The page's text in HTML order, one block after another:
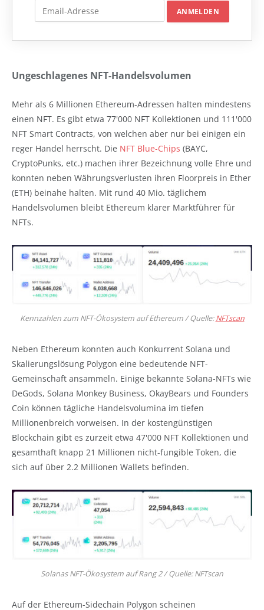
Ungeschlagenes NFT-Handelsvolumen
Mehr als 6 Millionen Ethereum-Adressen halten mindestens
einen NFT. Es gibt etwa 77'000 NFT Kollektionen und 111'000
NFT Smart Contracts, von welchen aber nur bei einigen ein
reger Handel herrscht. Die NFT Blue-Chips (BAYC,
CryptoPunks, etc.) machen ihrer Bezeichnung volle Ehre und
konnten neben Währungsverlusten ihren Floorpreis in Ether
(ETH) beinahe halten. Mit rund 40 Mio. täglichem
Handelsvolumen bleibt Ethereum klarer Marktführer für
NFTs.
Kennzahlen zum NFT-Ökosystem auf Ethereum / Quelle:NFTscan
Neben Ethereum konnten auch Konkurrent Solana und
Skalierungslösung Polygon eine bedeutende NFT-
Gemeinschaft ansammeln. Einige bekannte Solana-NFTs wie
DeGods, Solana Monkey Business, OkayBears und Founders
Coin können tägliche Handelsvolumina im tiefen
Millionenbreich vorweisen. In der kostengünstigen
Blockchain gibt es zurzeit etwa 47'000 NFT Kollektionen und
gesamthaft knapp 21 Millionen nicht-fungible Token, die
sich auf über 2.2 Millionen Wallets befinden.
Solanas NFT-Ökosystem auf Rang 2 / Quelle: NFTscan
Auf der Ethereum-Sidechain Polygon scheinen